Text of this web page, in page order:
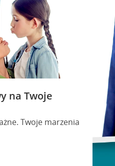
na Twoje
Twoje marzenia